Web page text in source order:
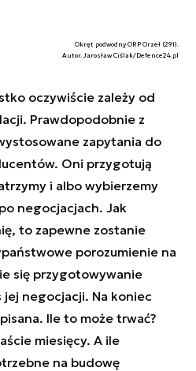
Okręt podwodny ORP Orzeł (291).
Autor. Jarosław Ciślak/Defence24.pl
oczywiście zależy od
Prawdopodobnie z
zapytania do
Oni przygotują
i albo wybierzemy
negocjacjach. Jak
to zapewne zostanie
porozumienie na
się przygotowywanie
negocjacji. Na koniec
Ile to może trwać?
miesięcy. A ile
na budowę